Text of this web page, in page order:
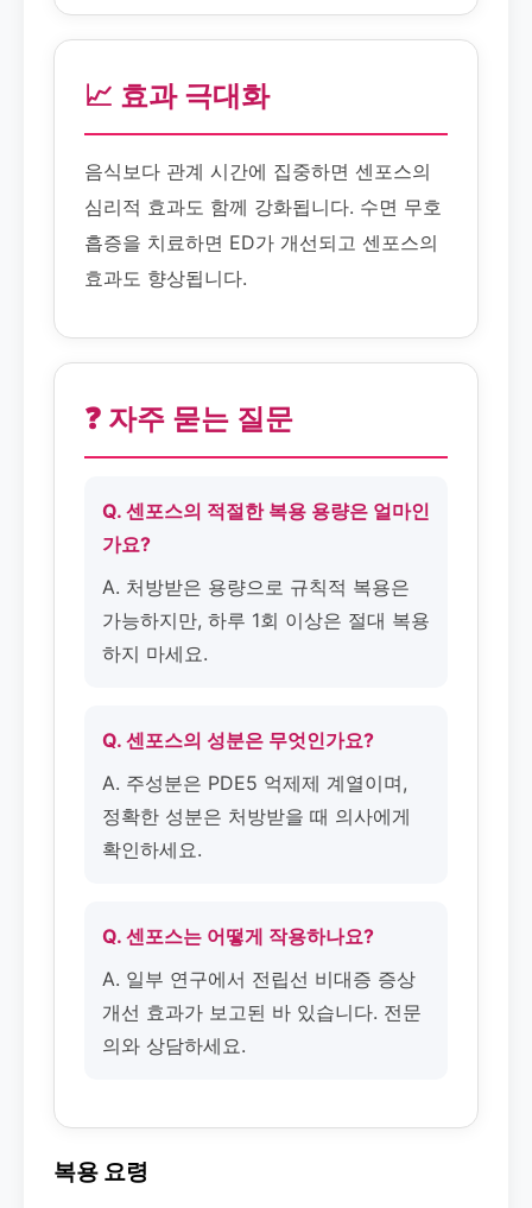
📈 효과 극대화
음식보다 관계 시간에 집중하면 센포스의
심리적 효과도 함께 강화됩니다. 수면 무호
흡증을 치료하면 ED가 개선되고 센포스의
효과도 향상됩니다.
❓ 자주 묻는 질문
Q. 센포스의 적절한 복용 용량은 얼마인
가요?
A. 처방받은 용량으로 규칙적 복용은
가능하지만, 하루 1회 이상은 절대 복용
하지 마세요.
Q. 센포스의 성분은 무엇인가요?
A. 주성분은 PDE5 억제제 계열이며,
정확한 성분은 처방받을 때 의사에게
확인하세요.
Q. 센포스는 어떻게 작용하나요?
A. 일부 연구에서 전립선 비대증 증상
개선 효과가 보고된 바 있습니다. 전문
의와 상담하세요.
복용 요령